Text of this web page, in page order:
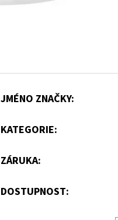
JMÉNO ZNAČKY:
KATEGORIE:
ZÁRUKA:
DOSTUPNOST: